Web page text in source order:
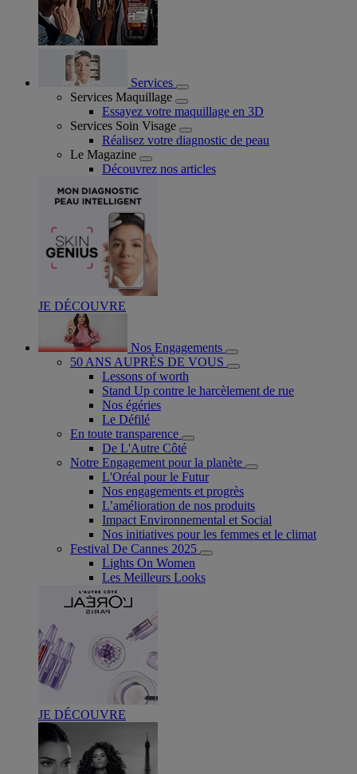
Services
Services Maquillage
Essayez votre maquillage en 3D
Services Soin Visage
Réalisez votre diagnostic de peau
Le Magazine
Découvrez nos articles
JE DÉCOUVRE
Nos Engagements
50 ANS AUPRÈS DE VOUS
Lessons of worth
Stand Up contre le harcèlement de rue
Nos égéries
Le Défilé
En toute transparence
De L'Autre Côté
Notre Engagement pour la planète
L'Oréal pour le Futur
Nos engagements et progrès
L’amélioration de nos produits
Impact Environnemental et Social
Nos initiatives pour les femmes et le climat
Festival De Cannes 2025
Lights On Women
Les Meilleurs Looks
JE DÉCOUVRE